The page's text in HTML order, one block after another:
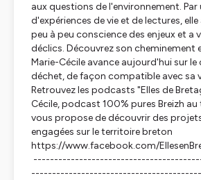
aux questions de l'environnement. Par
d'expériences de vie et de lectures,
peu à peu conscience des enjeux et a
déclics. Découvrez son cheminement
Marie-Cécile avance aujourd'hui sur le
déchet, de façon compatible avec sa
Retrouvez les podcasts "Elles de
Cécile, podcast 100% pures Breizh au
vous propose de découvrir des
engagées sur le territoire breton
https://www.facebook.com/